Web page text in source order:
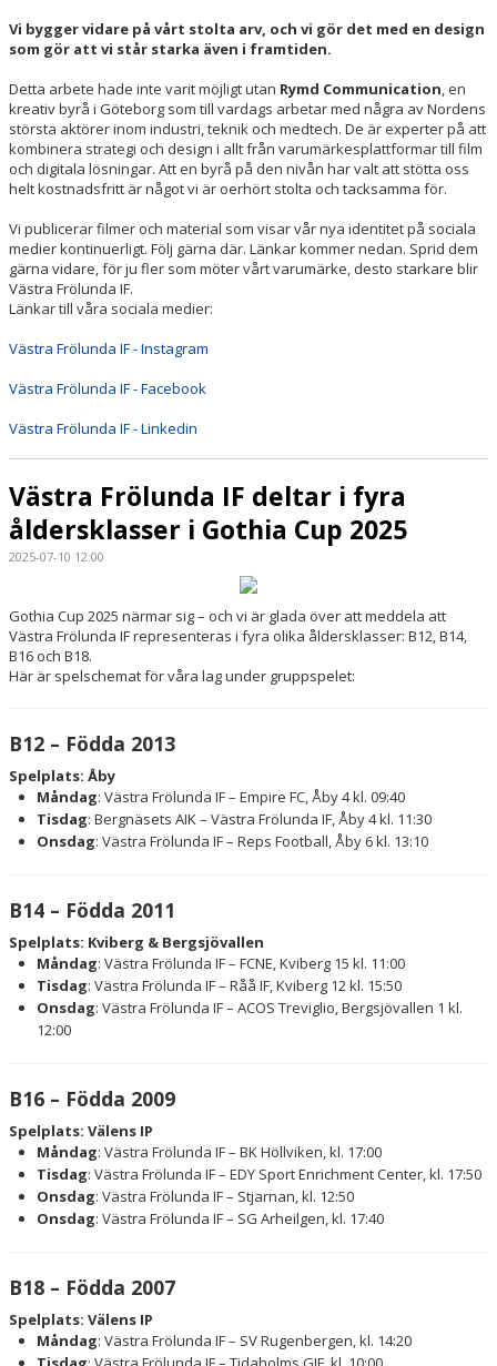
Vi bygger vidare på vårt stolta arv, och vi gör det med en design
som gör att vi står starka även i framtiden.
Detta arbete hade inte varit möjligt utan Rymd Communication , en
kreativ byrå i Göteborg som till vardags arbetar med några av Nordens
största aktörer inom industri, teknik och medtech. De är experter på att
kombinera strategi och design i allt från varumärkesplattformar till film
och digitala lösningar. Att en byrå på den nivån har valt att stötta oss
helt kostnadsfritt är något vi är oerhört stolta och tacksamma för.
Vi publicerar filmer och material som visar vår nya identitet på sociala
medier kontinuerligt. Följ gärna där. Länkar kommer nedan. Sprid dem
gärna vidare, för ju fler som möter vårt varumärke, desto starkare blir
Västra Frölunda IF.
Länkar till våra sociala medier:
Västra Frölunda IF - Instagram
Västra Frölunda IF - Facebook
Västra Frölunda IF - Linkedin
Västra Frölunda IF deltar i fyra
åldersklasser i Gothia Cup 2025
2025-07-10 12:00
Gothia Cup 2025 närmar sig – och vi är glada över att meddela att
Västra Frölunda IF representeras i fyra olika åldersklasser: B12, B14,
B16 och B18.
Här är spelschemat för våra lag under gruppspelet:
B12 – Födda 2013
Spelplats: Åby
Måndag: Västra Frölunda IF – Empire FC, Åby 4 kl. 09:40
Tisdag: Bergnäsets AIK – Västra Frölunda IF, Åby 4 kl. 11:30
Onsdag: Västra Frölunda IF – Reps Football, Åby 6 kl. 13:10
B14 – Födda 2011
Spelplats: Kviberg & Bergsjövallen
Måndag: Västra Frölunda IF – FCNE, Kviberg 15 kl. 11:00
Tisdag: Västra Frölunda IF – Råå IF, Kviberg 12 kl. 15:50
Onsdag: Västra Frölunda IF – ACOS Treviglio, Bergsjövallen 1 kl.
12:00
B16 – Födda 2009
Spelplats: Välens IP
Måndag: Västra Frölunda IF – BK Höllviken, kl. 17:00
Tisdag: Västra Frölunda IF – EDY Sport Enrichment Center, kl. 17:50
Onsdag: Västra Frölunda IF – Stjarnan, kl. 12:50
Onsdag: Västra Frölunda IF – SG Arheilgen, kl. 17:40
B18 – Födda 2007
Spelplats: Välens IP
Måndag: Västra Frölunda IF – SV Rugenbergen, kl. 14:20